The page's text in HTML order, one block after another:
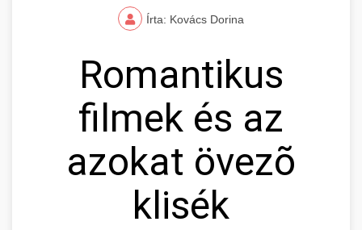
Írta: Kovács Dorina
Romantikus
filmek és az
azokat övezõ
klisék